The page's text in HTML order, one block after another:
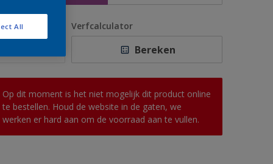
Verfcalculator
Bereken
Op dit moment is het niet mogelijk dit product online
te bestellen. Houd de website in de gaten, we
werken er hard aan om de voorraad aan te vullen.
All